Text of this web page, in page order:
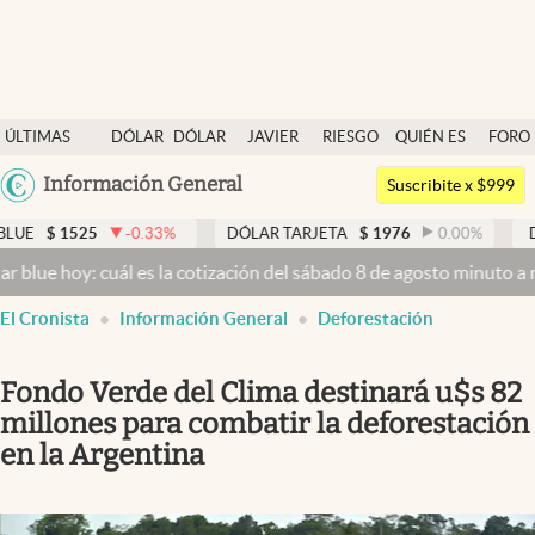
ÚLTIMAS
NOTICIAS
DÓLAR
DÓLAR
JAVIER
RIESGO
QUIÉN ES
QUIÉN
FORO
Argentina
México
Información General
Dólar
Members
Economía y Política
Finanzas y Mercados
Mercados Online
Columnistas
Otras secciones
Suscribite x $999
-0.33% DÓLAR TARJETA $ 1976 0.00% DÓLAR
cuál es la cotización del sábado 8 de agosto minuto a minuto
El Cronista Información General Deforestación
Fondo Verde del Clima destinará u$s 82
millones para combatir la deforestación
en la Argentina